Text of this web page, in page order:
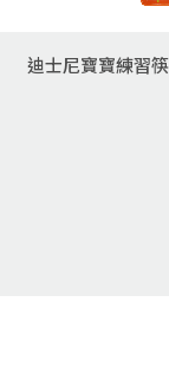
迪士尼寶寶練習